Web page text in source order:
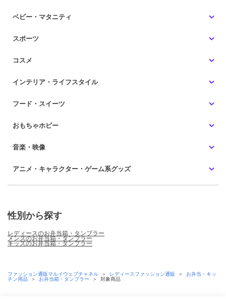
ベビー・マタニティ
スポーツ
コスメ
インテリア・ライフスタイル
フード・スイーツ
おもちゃホビー
音楽・映像
アニメ・キャラクター・ゲーム系グッズ
性別から探す
レディースのお弁当箱・タンブラー
メンズのお弁当箱・タンブラー
キッズのお弁当箱・タンブラー
ファッション通販マルイウェブチャネル ＞ レディースファッション通販 ＞
お弁当・キッ
チン用品
＞ お弁当箱・タンブラー＞ 対象商品